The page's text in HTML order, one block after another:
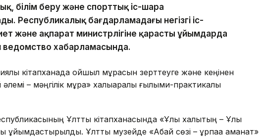
білім беру және спорттық іс-шара
Республикалық бағдарламадағы негізгі іс-
және ақпарат министрлігіне қарасты ұйымдарда
ведомство хабарламасында.
кітапханада ойшыл мұрасын зерттеуге және кеңінен
– мәңгілік мұра» халықаралық ғылыми-практикалық
Ұлттық кітапханасында «Ұлы халықтың – Ұлы
ұйымдастырылды. Ұлттық музейде «Абай сөзі – ұрпаққа аманат»